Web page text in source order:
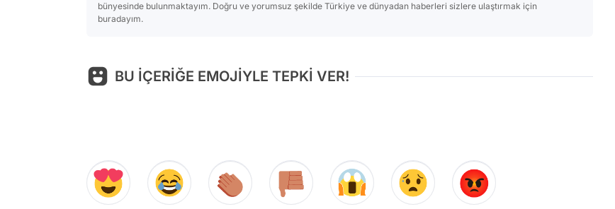
bünyesinde bulunmaktayım. Doğru ve yorumsuz şekilde Türkiye ve dünyadan haberleri sizlere ulaştırmak için
buradayım.
BU İÇERİĞE EMOJİYLE TEPKİ VER!